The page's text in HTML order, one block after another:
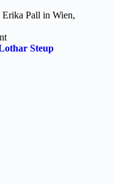
Erika Pall in Wien,
Steup